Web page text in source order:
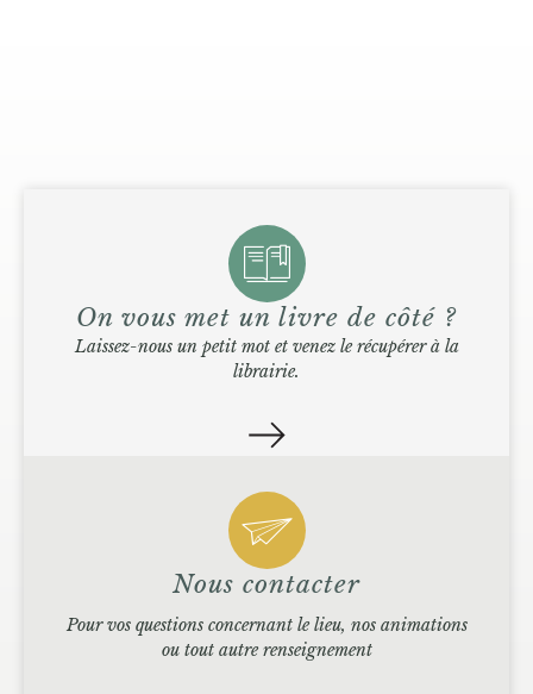
On vous met un livre de côté ?
Laissez-nous un petit mot et venez le récupérer à la
librairie.
Nous contacter
Pour vos questions concernant le lieu, nos animations
ou tout autre renseignement